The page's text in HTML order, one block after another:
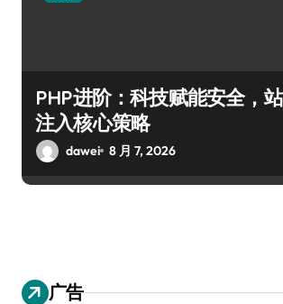
PHP进阶：科技赋能安全，
注入核心策略
dawei 8 月 7, 2026
广告